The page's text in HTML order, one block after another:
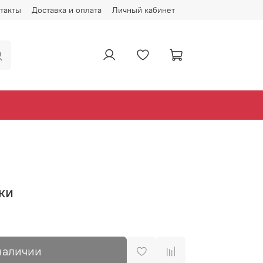
Доставка и оплата Личный кабинет